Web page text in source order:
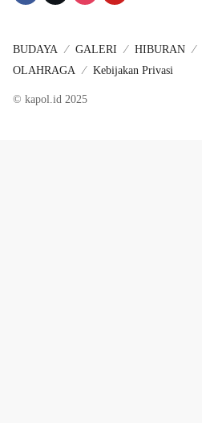
BUDAYA GALERI HIBURAN
OLAHRAGA
Kebijakan Privasi
© kapol.id 2025